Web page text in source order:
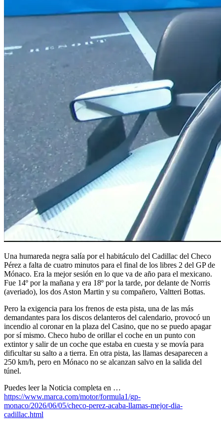
Una humareda negra salía por el habitáculo del Cadillac del Checo
Pérez a falta de cuatro minutos para el final de los libres 2 del GP de
Mónaco. Era la mejor sesión en lo que va de año para el mexicano.
Fue 14º por la mañana y era 18º por la tarde, por delante de Norris
(averiado), los dos Aston Martin y su compañero, Valtteri Bottas.
Pero la exigencia para los frenos de esta pista, una de las más
demandantes para los discos delanteros del calendario, provocó un
incendio al coronar en la plaza del Casino, que no se puedo apagar
por sí mismo. Checo hubo de orillar el coche en un punto con
extintor y salir de un coche que estaba en cuesta y se movía para
dificultar su salto a a tierra. En otra pista, las llamas desaparecen a
250 km/h, pero en Mónaco no se alcanzan salvo en la salida del
túnel.
Puedes leer la Noticia completa en …
https://www.marca.com/motor/formula1/gp-
monaco/2026/06/05/checo-perez-acaba-llamas-mejor-dia-
cadillac.html